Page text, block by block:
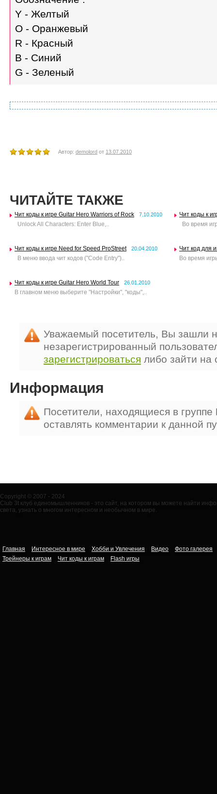
Y - Желтый
O - Оранжевый
R - Красный
B - Синий
G - Зеленый
Автор: demolord от 13.07.2010
ЧИТАЙТЕ ТАКЖЕ
Чит коды к игре Guitar Hero Warriors of Rock 7.10.2010
Unlock All Characters: Enter Blue,..
Чит коды к
Во время
Чит коды к игре Need for Speed ProStreet 20.04.2010
В меню ввода чит кодов ("Code Entry")..
Чит код для
Во время
Чит коды к игре Guitar Hero World Tour 26.01.2010
В главном меню выберите "Настройки", "коды",..
Уважаемый посетитель, Вы зашли
незарегистрированный
зарегистрироваться либо зайти на
Информация
Посетители, находящиеся в группе
оставлять комментарии к данной
Copyright © 2007 - 2024
Club 3t клуб единомышленников - это сайт, на котором вы можете найти
света, узнать о многом интересном и необычном в мире.
Главная Интересное в мире Хобби и Увлечения Видео
Фото галерея
Трейнеры к играм
Чит коды к играм Flash игры